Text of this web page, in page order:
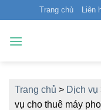
qua
nội
Trang chủ Liên
Trang chủ > Dịch vụ
vụ cho thuê máy